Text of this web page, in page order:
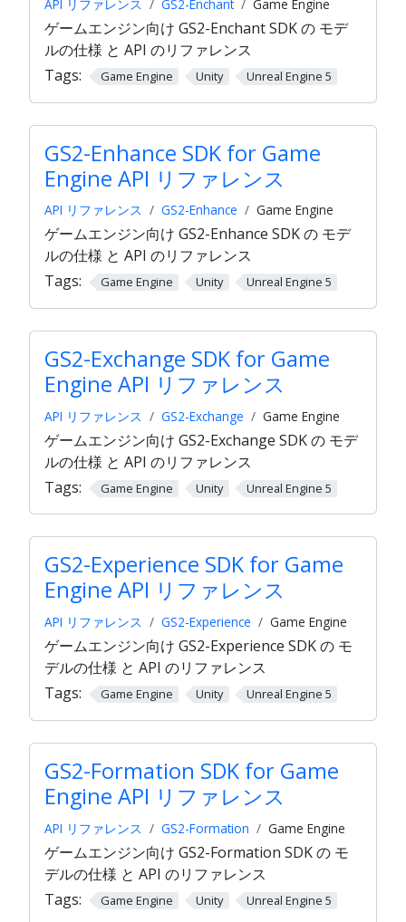
API リファレンス GS2-Enchant Game Engine
ゲームエンジン向け GS2-Enchant SDK の モデ
ルの仕様 と API のリファレンス
Tags:
Game Engine Unity Unreal Engine 5
GS2-Enhance SDK for Game
Engine API リファレンス
API リファレンス GS2-Enhance Game Engine
ゲームエンジン向け GS2-Enhance SDK の モデ
ルの仕様 と API のリファレンス
Tags:
Game Engine Unity Unreal Engine 5
GS2-Exchange SDK for Game
Engine API リファレンス
API リファレンス GS2-Exchange Game Engine
ゲームエンジン向け GS2-Exchange SDK の モデ
ルの仕様 と API のリファレンス
Tags:
Game Engine Unity Unreal Engine 5
GS2-Experience SDK for Game
Engine API リファレンス
API リファレンス GS2-Experience Game Engine
ゲームエンジン向け GS2-Experience SDK の モ
デルの仕様 と API のリファレンス
Tags:
Game Engine Unity Unreal Engine 5
GS2-Formation SDK for Game
Engine API リファレンス
API リファレンス GS2-Formation Game Engine
ゲームエンジン向け GS2-Formation SDK の モ
デルの仕様 と API のリファレンス
Tags:
Game Engine Unity Unreal Engine 5